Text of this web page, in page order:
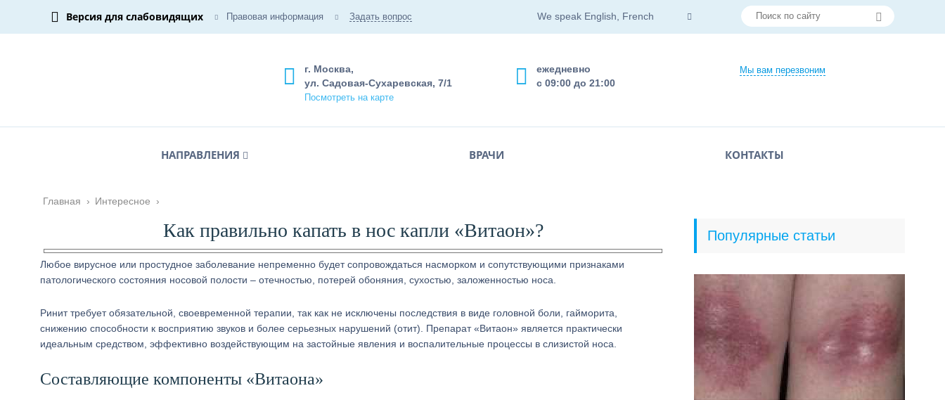
Версия для слабовидящих Правовая информация Задать вопрос We speak English, French
Мы вам перезвоним
ежедневно
с 09:00 до 21:00
г. Москва,
ул. Садовая-Сухаревская, 7/1
Посмотреть на карте
НАПРАВЛЕНИЯ ВРАЧИ КОНТАКТЫ
Главная › Интересное ›
Как правильно капать в нос капли «Витаон»?
Любое вирусное или простудное заболевание непременно будет сопровождаться насморком и сопутствующими признаками
патологического состояния носовой полости – отечностью, потерей обоняния, сухостью, заложенностью носа.
Ринит требует обязательной, своевременной терапии, так как не исключены последствия в виде головной боли, гайморита,
снижению способности к восприятию звуков и более серьезных нарушений (отит). Препарат «Витаон» является практически
идеальным средством, эффективно воздействующим на застойные явления и воспалительные процессы в слизистой носа.
Составляющие компоненты «Витаона»
Популярные статьи